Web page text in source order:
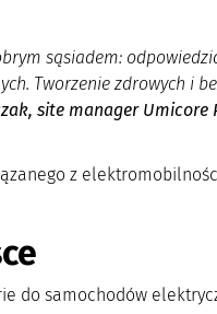
sąsiadem:
Tworzenie zdrowych i
site manager Umicore
z
do samochodów